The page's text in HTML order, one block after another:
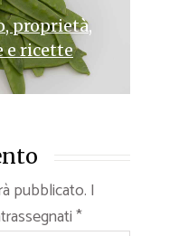
proprietà,
e ricette
pubblicato. I
*